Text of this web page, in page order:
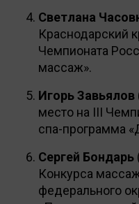
Светлана
Краснодарский
Чемпионата
массаж».
Игорь Завьялов
место на III
спа-программа
Сергей Бондарь
Конкурса
федерального